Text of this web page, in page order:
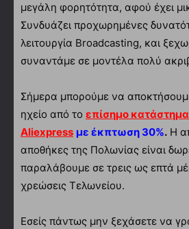
μεγάλη φορητότητα, αφού έχει
Συνδυάζει προχωρημένες
λειτουργία Broadcasting, και
συναντάμε σε μοντέλα πολύ
Σήμερα μπορούμε να
ηχείο από το επίσημο
Aliexpress με έκπτωση 30%. Η
αποθήκες της Πολωνίας είναι
παραλάβουμε σε τρεις ως επτά
χρεώσεις Τελωνείου.
Εσείς πάντως μην ξεχάσετε να